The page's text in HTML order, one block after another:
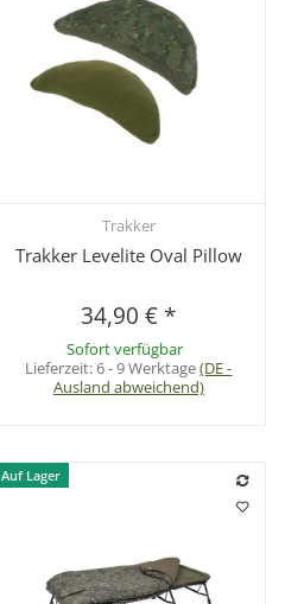
Schnellkauf
Trakker
Trakker Levelite Oval Pillow
34,90 € *
Sofort verfügbar
Lieferzeit:6 - 9 Werktage(DE -
Ausland abweichend)
Auf Lager